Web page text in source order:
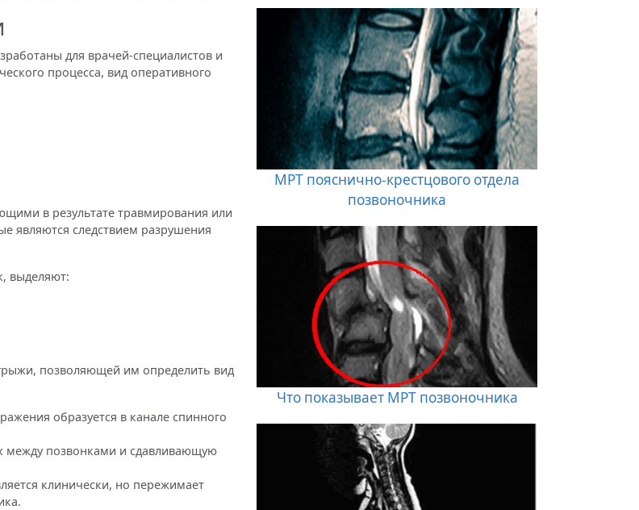
для врачей-специалистов и
процесса, вид оперативного
в результате травмирования или
являются следствием разрушения
выделяют:
позволяющей им определить вид
образуется в канале спинного
между позвонками и сдавливающую
клинически, но пережимает
МРТ пояснично-крестцового отдела
позвоночника
Что показывает МРТ позвоночника